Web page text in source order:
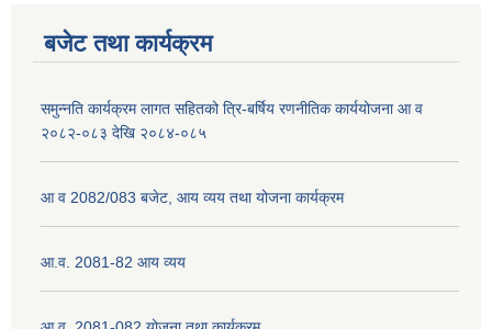
बजेट तथा कार्यक्रम
समुन्नति कार्यक्रम लागत सहितको त्रि-बर्षिय रणनीतिक कार्ययोजना आ व
२०८२-०८३ देखि २०८४-०८५
आ व 2082/083 बजेट, आय व्यय तथा योजना कार्यक्रम
आ.व. 2081-82 आय व्यय